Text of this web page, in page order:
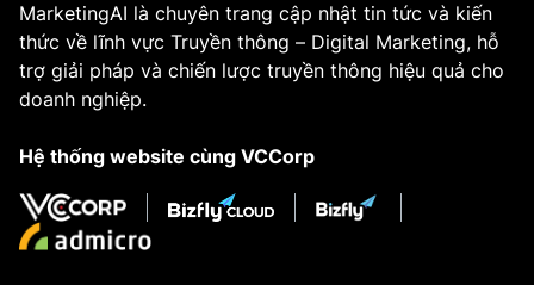
MarketingAI là chuyên trang cập nhật tin tức và kiến
thức về lĩnh vực Truyền thông – Digital Marketing, hỗ
trợ giải pháp và chiến lược truyền thông hiệu quả cho
doanh nghiệp.
Hệ thống website cùng VCCorp